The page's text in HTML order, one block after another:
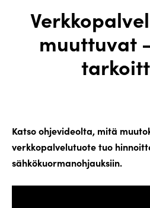
muuttuvat
Katso ohjevideolta, mitä
verkkopalvelutuote tuo
sähkökuormanohjauksiin.